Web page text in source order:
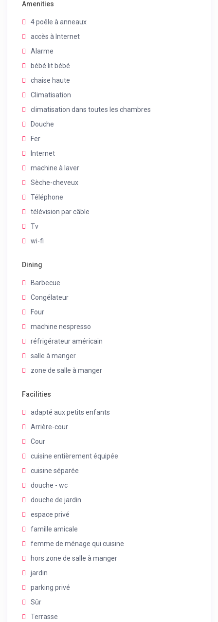
Amenities
4 poêle à anneaux
accès à Internet
Alarme
bébé lit bébé
chaise haute
Climatisation
climatisation dans toutes les chambres
Douche
Fer
Internet
machine à laver
Sèche-cheveux
Téléphone
télévision par câble
Tv
wi-fi
Dining
Barbecue
Congélateur
Four
machine nespresso
réfrigérateur américain
salle à manger
zone de salle à manger
Facilities
adapté aux petits enfants
Arrière-cour
Cour
cuisine entièrement équipée
cuisine séparée
douche - wc
douche de jardin
espace privé
famille amicale
femme de ménage qui cuisine
hors zone de salle à manger
jardin
parking privé
Sûr
Terrasse